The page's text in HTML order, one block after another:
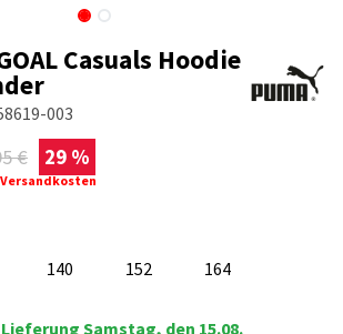
Casuals Hoodie
003
€ 29 %
140 152 164
Samstag, den 15.08.